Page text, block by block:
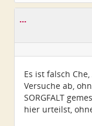
...
Es ist falsch
Versuche ab,
SORGFALT
hier urteilst,